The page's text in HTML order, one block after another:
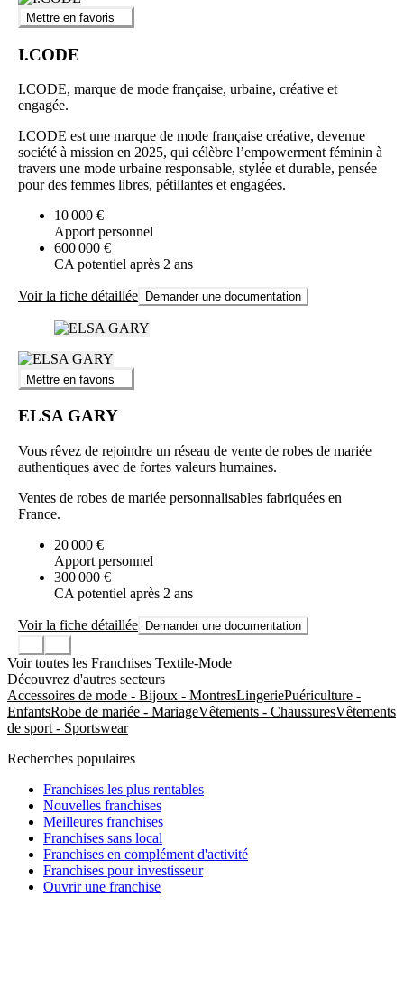
Mettre en favoris
I.CODE
I.CODE, marque de mode française, urbaine, créative et
engagée.
I.CODE est une marque de mode française créative, devenue
société à mission en 2025, qui célèbre l’empowerment féminin à
travers une mode urbaine responsable, stylée et durable, pensée
pour des femmes libres, pétillantes et engagées.
10 000 €
Apport personnel
600 000 €
CA potentiel après 2 ans
Voir la fiche détaillée Demander une documentation
Mettre en favoris
ELSA GARY
Vous rêvez de rejoindre un réseau de vente de robes de mariée
authentiques avec de fortes valeurs humaines.
Ventes de robes de mariée personnalisables fabriquées en
France.
20 000 €
Apport personnel
300 000 €
CA potentiel après 2 ans
Voir la fiche détaillée Demander une documentation
Voir toutes les Franchises Textile-Mode
Découvrez d'autres secteurs
Accessoires de mode - Bijoux - MontresLingeriePuériculture -
EnfantsRobe de mariée - MariageVêtements - ChaussuresVêtements
de sport - Sportswear
Recherches populaires
Franchises les plus rentables
Nouvelles franchises
Meilleures franchises
Franchises sans local
Franchises en complément d'activité
Franchises pour investisseur
Ouvrir une franchise